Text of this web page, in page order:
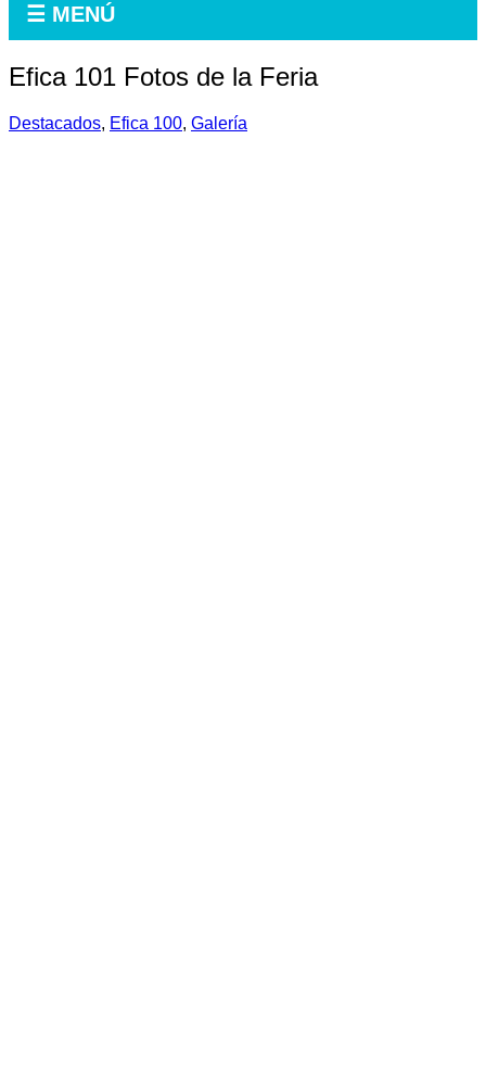
☰ MENÚ
Efica 101 Fotos de la Feria
Destacados, Efica 100, Galería